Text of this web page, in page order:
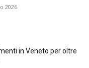
2026
in Veneto per oltre